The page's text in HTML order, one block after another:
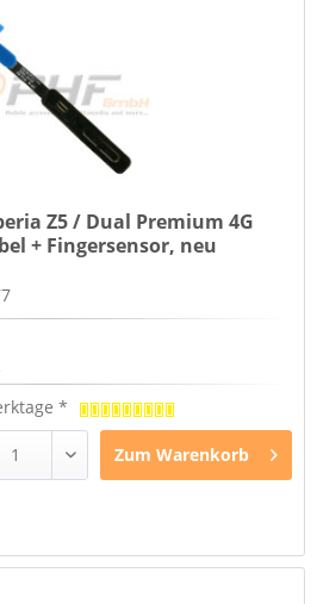
Z5 / Dual Premium 4G
+ Fingersensor, neu
*
Zum Warenkorb